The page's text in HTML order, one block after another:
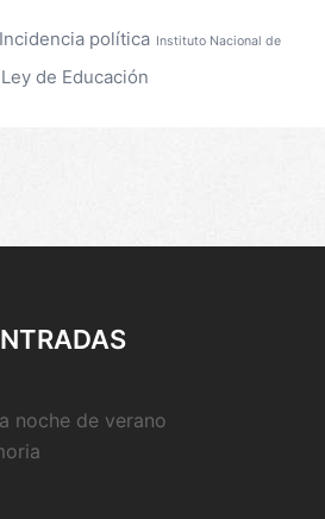
Incidencia política Instituto Nacional de
Ley de Educación
noche de verano